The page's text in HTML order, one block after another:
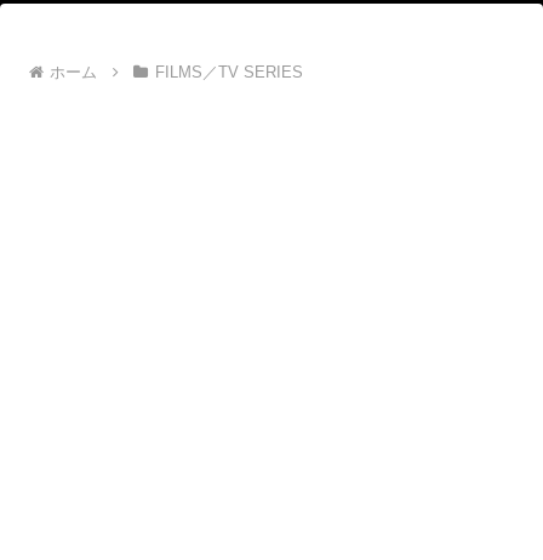
ホーム FILMS／TV SERIES